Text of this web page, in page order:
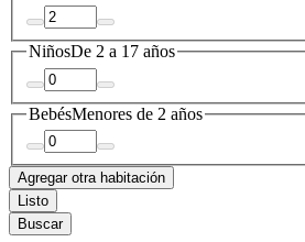
NiñosDe 2 a 17 años
BebésMenores de 2 años
Agregar otra habitación
Listo
Buscar